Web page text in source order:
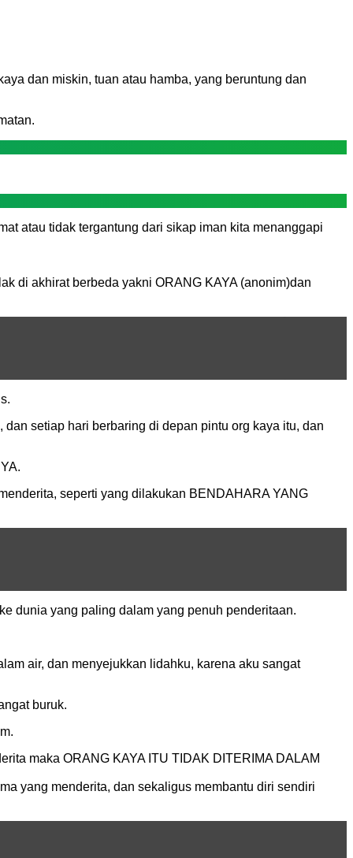
dan miskin, tuan atau hamba, yang beruntung dan
atau tidak tergantung dari sikap iman kita menanggapi
di akhirat berbeda yakni ORANG KAYA (anonim)dan
setiap hari berbaring di depan pintu org kaya itu, dan
seperti yang dilakukan BENDAHARA YANG
dunia yang paling dalam yang penuh penderitaan.
air, dan menyejukkan lidahku, karena aku sangat
buruk.
maka ORANG KAYA ITU TIDAK DITERIMA DALAM
yang menderita, dan sekaligus membantu diri sendiri